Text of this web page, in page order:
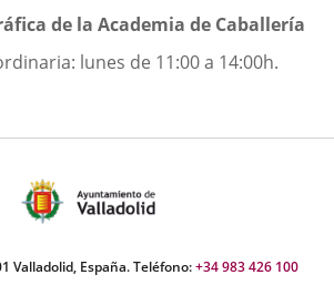
de la Academia de Caballería
lunes de 11:00 a 14:00h.
Valladolid, España. Teléfono:+34 983 426 100